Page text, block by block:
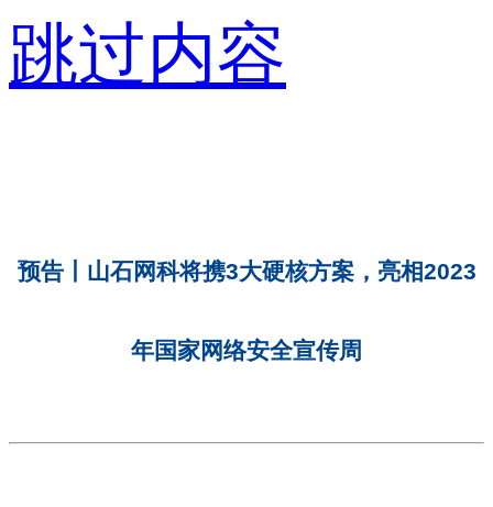
跳过内容
预告丨山石网科将携3大硬核方案，亮相2023
年国家网络安全宣传周